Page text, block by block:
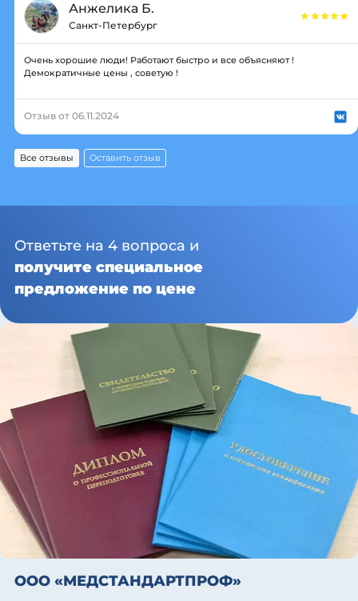
Анжелика Б.
Санкт-Петербург
Очень хорошие люди! Работают быстро и все объясняют !
Демократичные цены , советую !
Отзыв от 06.11.2024
Все отзывы Оставить отзыв
Ответьте на 4 вопроса и
получите специальное
предложение по цене
ООО «МЕДСТАНДАРТПРОФ»